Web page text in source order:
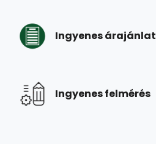
Ingyenes árajánlat
Ingyenes felmérés